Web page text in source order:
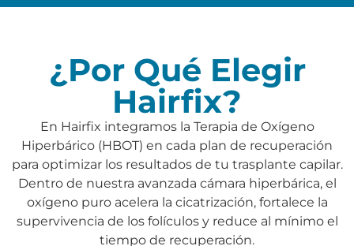
¿Por Qué Elegir
Hairfix?
En Hairfix integramos la Terapia de Oxígeno
Hiperbárico (HBOT) en cada plan de recuperación
para optimizar los resultados de tu trasplante capilar.
Dentro de nuestra avanzada cámara hiperbárica, el
oxígeno puro acelera la cicatrización, fortalece la
supervivencia de los folículos y reduce al mínimo el
tiempo de recuperación.